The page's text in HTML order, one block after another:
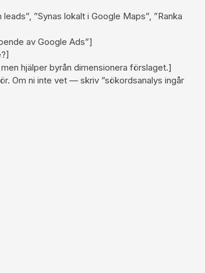
”Synas lokalt i Google Maps”, ”Ranka
av Google Ads”]
hjälper byrån dimensionera förslaget.]
Om ni inte vet — skriv ”sökordsanalys ingår